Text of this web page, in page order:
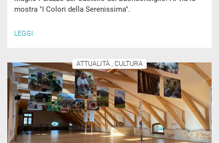
mostra "I Colori della Serenissima".
LEGGI
ATTUALITÀ , CULTURA